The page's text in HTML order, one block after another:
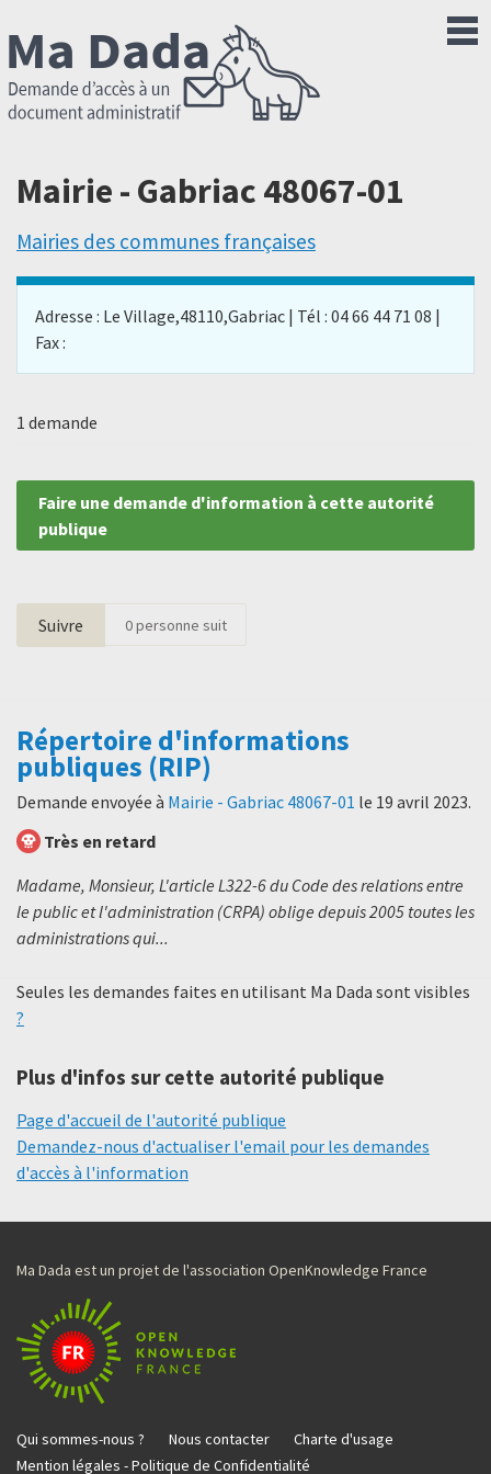
Mairie - Gabriac 48067-01
Mairies des communes françaises
Adresse : Le Village,48110,Gabriac | Tél : 04 66 44 71 08 |
Fax :
1 demande
Faire une demande d'information à cette autorité
publique
Suivre 0personne suit
Répertoire d'informations
publiques (RIP)
Demande envoyée à Mairie - Gabriac 48067-01 le 19 avril 2023.
Très en retard
Madame, Monsieur, L'article L322-6 du Code des relations entre
le public et l'administration (CRPA) oblige depuis 2005 toutes les
administrations qui...
Seules les demandes faites en utilisant Ma Dada sont visibles
?
Plus d'infos sur cette autorité publique
Page d'accueil de l'autorité publique
Demandez-nous d'actualiser l'email pour les demandes
d'accès à l'information
Ma Dada est un projet de l'association OpenKnowledge France
Qui sommes-nous ? Nous contacter
Charte d'usage
Mention légales - Politique de Confidentialité